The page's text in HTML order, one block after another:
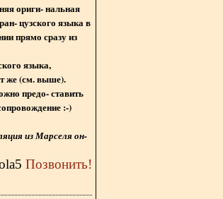
ориги- нальная
цузского языка в
прямо сразу из
языка,
же (см. выше).
предо- ставить
:-)
из Марселя он-
Позвонить!